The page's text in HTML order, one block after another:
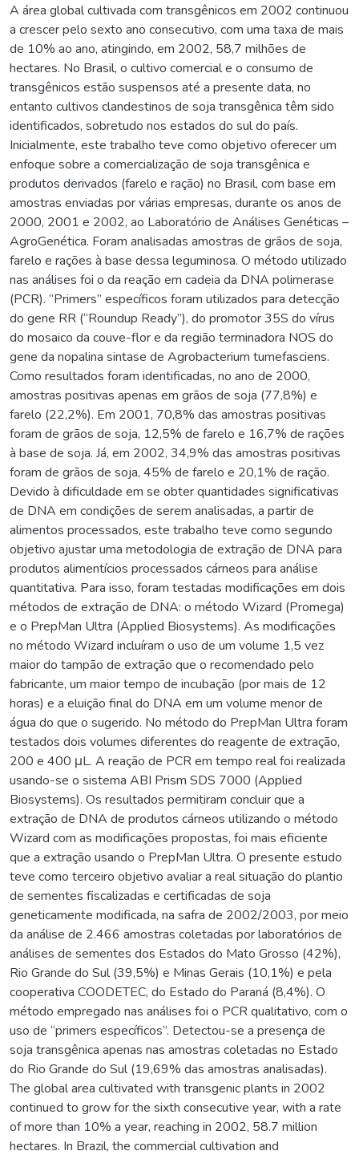
A área global cultivada com transgênicos em 2002 continuou
a crescer pelo sexto ano consecutivo, com uma taxa de mais
de 10% ao ano, atingindo, em 2002, 58,7 milhões de
hectares. No Brasil, o cultivo comercial e o consumo de
transgênicos estão suspensos até a presente data, no
entanto cultivos clandestinos de soja transgênica têm sido
identificados, sobretudo nos estados do sul do país.
Inicialmente, este trabalho teve como objetivo oferecer um
enfoque sobre a comercialização de soja transgênica e
produtos derivados (farelo e ração) no Brasil, com base em
amostras enviadas por várias empresas, durante os anos de
2000, 2001 e 2002, ao Laboratório de Análises Genéticas –
AgroGenética. Foram analisadas amostras de grãos de soja,
farelo e rações à base dessa leguminosa. O método utilizado
nas análises foi o da reação em cadeia da DNA polimerase
(PCR). “Primers” específicos foram utilizados para detecção
do gene RR (“Roundup Ready”), do promotor 35S do vírus
do mosaico da couve-flor e da região terminadora NOS do
gene da nopalina sintase de Agrobacterium tumefasciens.
Como resultados foram identificadas, no ano de 2000,
amostras positivas apenas em grãos de soja (77,8%) e
farelo (22,2%). Em 2001, 70,8% das amostras positivas
foram de grãos de soja, 12,5% de farelo e 16,7% de rações
à base de soja. Já, em 2002, 34,9% das amostras positivas
foram de grãos de soja, 45% de farelo e 20,1% de ração.
Devido à dificuldade em se obter quantidades significativas
de DNA em condições de serem analisadas, a partir de
alimentos processados, este trabalho teve como segundo
objetivo ajustar uma metodologia de extração de DNA para
produtos alimentícios processados cárneos para análise
quantitativa. Para isso, foram testadas modificações em dois
métodos de extração de DNA: o método Wizard (Promega)
e o PrepMan Ultra (Applied Biosystems). As modificações
no método Wizard incluíram o uso de um volume 1,5 vez
maior do tampão de extração que o recomendado pelo
fabricante, um maior tempo de incubação (por mais de 12
horas) e a eluição final do DNA em um volume menor de
água do que o sugerido. No método do PrepMan Ultra foram
testados dois volumes diferentes do reagente de extração,
200 e 400 μL. A reação de PCR em tempo real foi realizada
usando-se o sistema ABI Prism SDS 7000 (Applied
Biosystems). Os resultados permitiram concluir que a
extração de DNA de produtos cárneos utilizando o método
Wizard com as modificações propostas, foi mais eficiente
que a extração usando o PrepMan Ultra. O presente estudo
teve como terceiro objetivo avaliar a real situação do plantio
de sementes fiscalizadas e certificadas de soja
geneticamente modificada, na safra de 2002/2003, por meio
da análise de 2.466 amostras coletadas por laboratórios de
análises de sementes dos Estados do Mato Grosso (42%),
Rio Grande do Sul (39,5%) e Minas Gerais (10,1%) e pela
cooperativa COODETEC, do Estado do Paraná (8,4%). O
método empregado nas análises foi o PCR qualitativo, com o
uso de “primers específicos”. Detectou-se a presença de
soja transgênica apenas nas amostras coletadas no Estado
do Rio Grande do Sul (19,69% das amostras analisadas).
The global area cultivated with transgenic plants in 2002
continued to grow for the sixth consecutive year, with a rate
of more than 10% a year, reaching in 2002, 58.7 million
hectares. In Brazil, the commercial cultivation and